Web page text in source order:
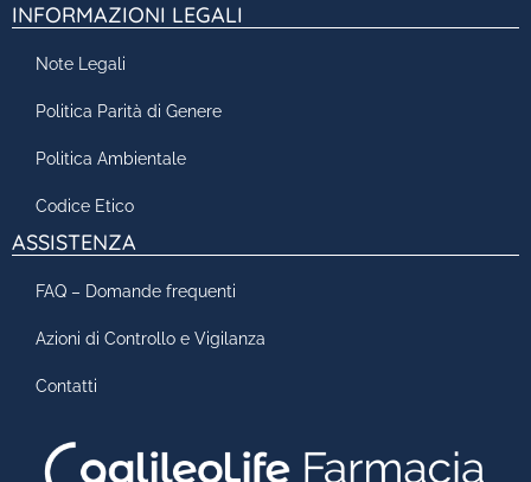
INFORMAZIONI LEGALI
Note Legali
Politica Parità di Genere
Politica Ambientale
Codice Etico
ASSISTENZA
FAQ – Domande frequenti
Azioni di Controllo e Vigilanza
Contatti